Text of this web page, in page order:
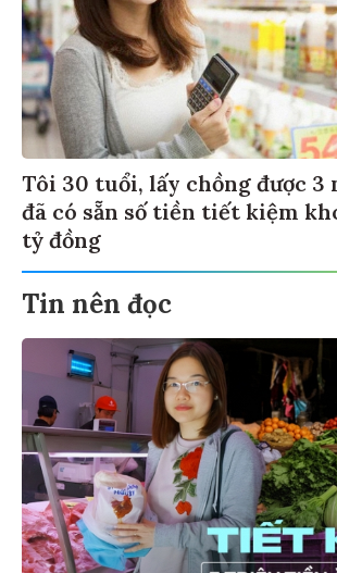
Tôi 30 tuổi, lấy chồng được 3
đã có sẵn số tiền tiết kiệm
tỷ đồng
Tin nên đọc